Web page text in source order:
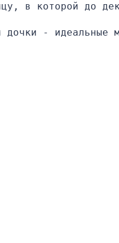
в которой до
дочки - идеальные